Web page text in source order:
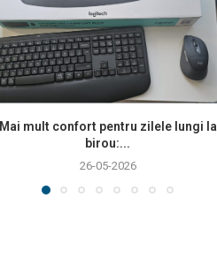
Mai mult confort pentru zilele lungi la
birou:...
26-05-2026